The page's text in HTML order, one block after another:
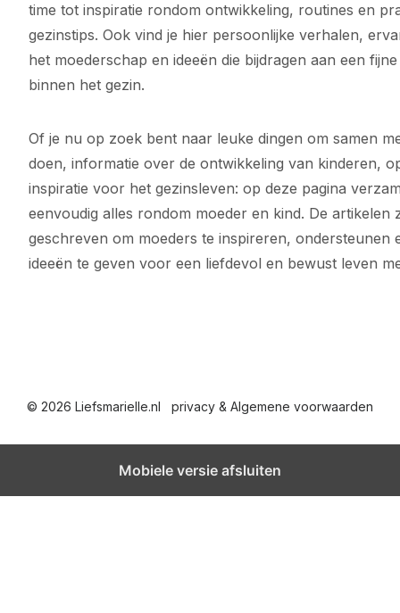
t
e
n
a
g
i
n
e
g
time tot inspiratie rondom ontwikkeling, routines en
gezinstips. Ook vind je hier persoonlijke verhalen,
het moederschap en ideeën die bijdragen aan een
binnen het gezin.
Of je nu op zoek bent naar leuke dingen om samen
doen, informatie over de ontwikkeling van kinderen,
inspiratie voor het gezinsleven: op deze pagina
eenvoudig alles rondom moeder en kind. De artikelen
geschreven om moeders te inspireren, ondersteunen
ideeën te geven voor een liefdevol en bewust leven
© 2026 Liefsmarielle.nl privacy & Algemene voorwaarden
Mobiele versie afsluiten